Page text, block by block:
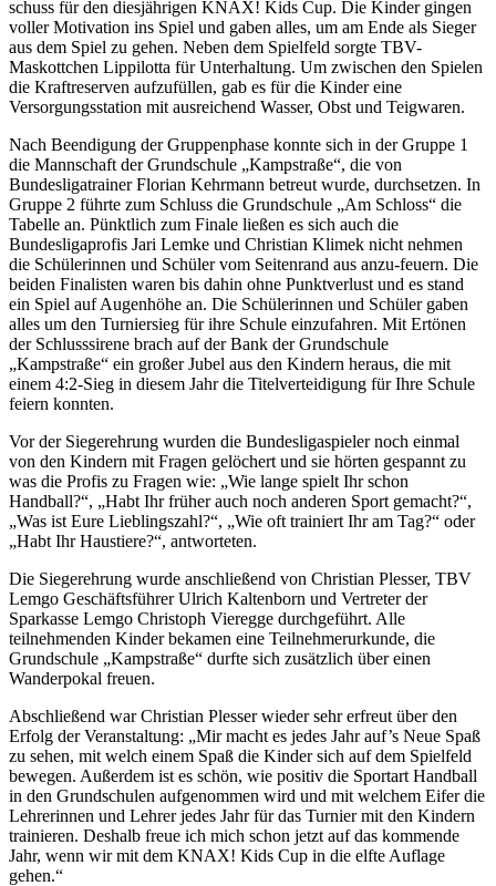
schuss für den diesjährigen KNAX! Kids Cup. Die Kinder gingen
voller Motivation ins Spiel und gaben alles, um am Ende als Sieger
aus dem Spiel zu gehen. Neben dem Spielfeld sorgte TBV-
Maskottchen Lippilotta für Unterhaltung. Um zwischen den Spielen
die Kraftreserven aufzufüllen, gab es für die Kinder eine
Versorgungsstation mit ausreichend Wasser, Obst und Teigwaren.
Nach Beendigung der Gruppenphase konnte sich in der Gruppe 1
die Mannschaft der Grundschule „Kampstraße“, die von
Bundesligatrainer Florian Kehrmann betreut wurde, durchsetzen. In
Gruppe 2 führte zum Schluss die Grundschule „Am Schloss“ die
Tabelle an. Pünktlich zum Finale ließen es sich auch die
Bundesligaprofis Jari Lemke und Christian Klimek nicht nehmen
die Schülerinnen und Schüler vom Seitenrand aus anzu-feuern. Die
beiden Finalisten waren bis dahin ohne Punktverlust und es stand
ein Spiel auf Augenhöhe an. Die Schülerinnen und Schüler gaben
alles um den Turniersieg für ihre Schule einzufahren. Mit Ertönen
der Schlusssirene brach auf der Bank der Grundschule
„Kampstraße“ ein großer Jubel aus den Kindern heraus, die mit
einem 4:2-Sieg in diesem Jahr die Titelverteidigung für Ihre Schule
feiern konnten.
Vor der Siegerehrung wurden die Bundesligaspieler noch einmal
von den Kindern mit Fragen gelöchert und sie hörten gespannt zu
was die Profis zu Fragen wie: „Wie lange spielt Ihr schon
Handball?“, „Habt Ihr früher auch noch anderen Sport gemacht?“,
„Was ist Eure Lieblingszahl?“, „Wie oft trainiert Ihr am Tag?“ oder
„Habt Ihr Haustiere?“, antworteten.
Die Siegerehrung wurde anschließend von Christian Plesser, TBV
Lemgo Geschäftsführer Ulrich Kaltenborn und Vertreter der
Sparkasse Lemgo Christoph Vieregge durchgeführt. Alle
teilnehmenden Kinder bekamen eine Teilnehmerurkunde, die
Grundschule „Kampstraße“ durfte sich zusätzlich über einen
Wanderpokal freuen.
Abschließend war Christian Plesser wieder sehr erfreut über den
Erfolg der Veranstaltung: „Mir macht es jedes Jahr auf’s Neue Spaß
zu sehen, mit welch einem Spaß die Kinder sich auf dem Spielfeld
bewegen. Außerdem ist es schön, wie positiv die Sportart Handball
in den Grundschulen aufgenommen wird und mit welchem Eifer die
Lehrerinnen und Lehrer jedes Jahr für das Turnier mit den Kindern
trainieren. Deshalb freue ich mich schon jetzt auf das kommende
Jahr, wenn wir mit dem KNAX! Kids Cup in die elfte Auflage
gehen.“